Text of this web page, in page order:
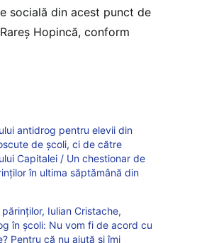
socială din acest punct de
Hopincă, conform
antidrog pentru elevii din
de școli, ci de către
Capitalei / Un chestionar de
în ultima săptămână din
Iulian Cristache,
în școli: Nu vom fi de acord cu
Pentru că nu ajută și îmi